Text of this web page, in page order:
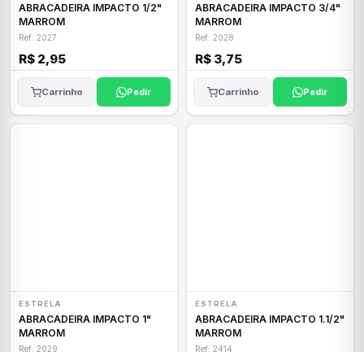
ABRACADEIRA IMPACTO 1/2"
MARROM
Ref: 2027
R$ 2,95
Carrinho Pedir
ABRACADEIRA IMPACTO 3/4"
MARROM
Ref: 2028
R$ 3,75
Carrinho Pedir
ESTRELA
ABRACADEIRA IMPACTO 1"
MARROM
Ref: 2029
ESTRELA
ABRACADEIRA IMPACTO 1.1/2"
MARROM
Ref: 2414